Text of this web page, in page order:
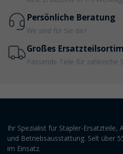
Persönliche Beratung
Wir sind für Sie da !
Großes
Passende Teile für zahlreiche
Ihr Spezialist für Stapler-Ersatzteile,
und Betriebsausstattung. Selt über
im Einsatz.